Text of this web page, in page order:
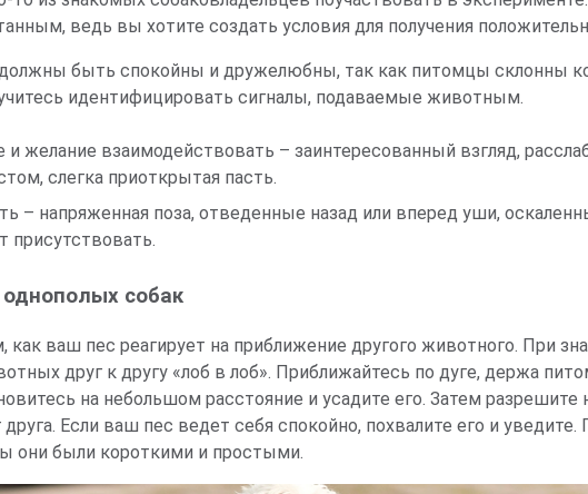
ведь вы хотите создать условия для получения
быть спокойны и дружелюбны, так как питомцы склонны
идентифицировать сигналы, подаваемые животным.
желание взаимодействовать – заинтересованный взгляд,
слегка приоткрытая пасть.
– напряженная поза, отведенные назад или вперед уши,
присутствовать.
собак
как ваш пес реагирует на приближение другого животного. При
друг к другу «лоб в лоб». Приближайтесь по дуге, держа
на небольшом расстояние и усадите его. Затем
Если ваш пес ведет себя спокойно, похвалите его и уведите.
они были короткими и простыми.